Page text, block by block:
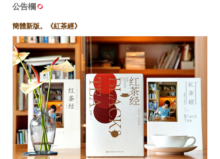
公告欄
簡體新版。《紅茶經》